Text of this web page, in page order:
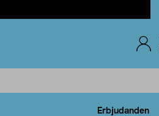
Erbjudanden